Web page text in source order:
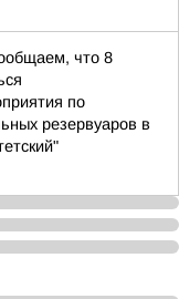
что 8
по
резервуаров в